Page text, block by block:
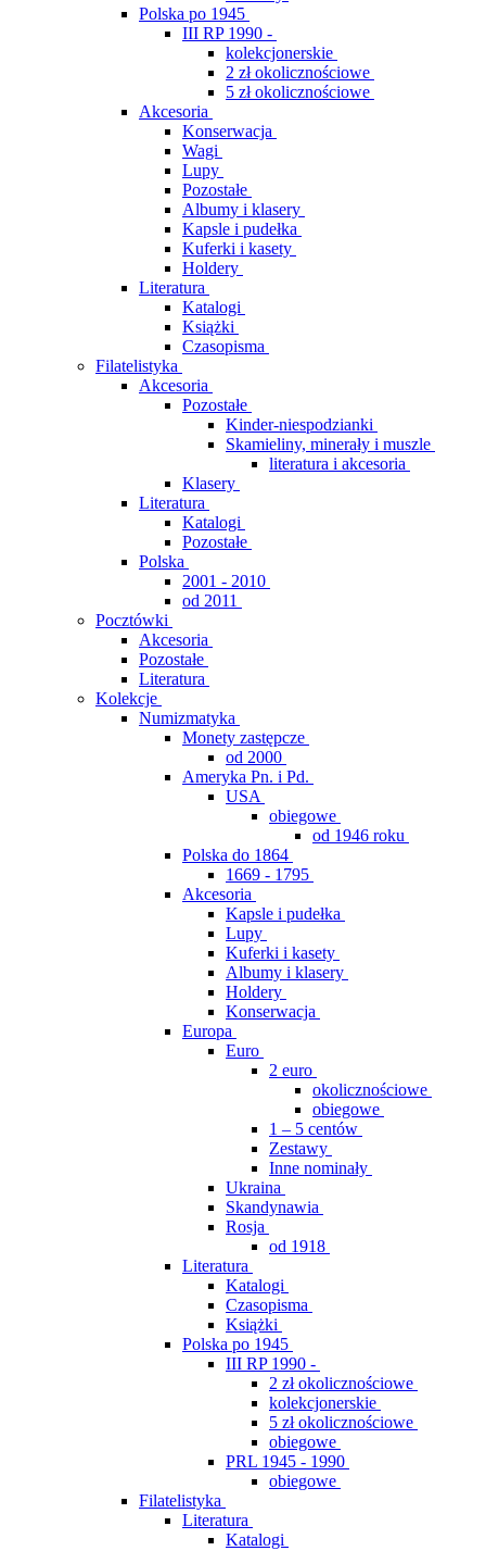
Polska po 1945
III RP 1990 -
kolekcjonerskie
2 zł okolicznościowe
5 zł okolicznościowe
Akcesoria
Konserwacja
Wagi
Lupy
Pozostałe
Albumy i klasery
Kapsle i pudełka
Kuferki i kasety
Holdery
Literatura
Katalogi
Książki
Czasopisma
Filatelistyka
Akcesoria
Pozostałe
Kinder-niespodzianki
Skamieliny, minerały i muszle
literatura i akcesoria
Klasery
Literatura
Katalogi
Pozostałe
Polska
2001 - 2010
od 2011
Pocztówki
Akcesoria
Pozostałe
Literatura
Kolekcje
Numizmatyka
Monety zastępcze
od 2000
Ameryka Pn. i Pd.
USA
obiegowe
od 1946 roku
Polska do 1864
1669 - 1795
Akcesoria
Kapsle i pudełka
Lupy
Kuferki i kasety
Albumy i klasery
Holdery
Konserwacja
Europa
Euro
2 euro
okolicznościowe
obiegowe
1 – 5 centów
Zestawy
Inne nominały
Ukraina
Skandynawia
Rosja
od 1918
Literatura
Katalogi
Czasopisma
Książki
Polska po 1945
III RP 1990 -
2 zł okolicznościowe
kolekcjonerskie
5 zł okolicznościowe
obiegowe
PRL 1945 - 1990
obiegowe
Filatelistyka
Literatura
Katalogi